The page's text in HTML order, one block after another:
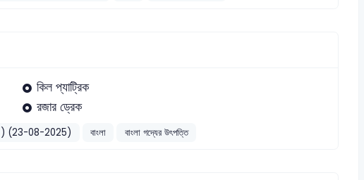
কিল প্যাট্রিক
রজার ড্রেক
২৫) (23-08-2025) বাংলা বাংলা গদ্যের উৎপত্তি